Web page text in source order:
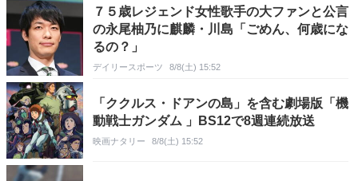
７５歳レジェンド女性歌手の大ファンと公言
の永尾柚乃に麒麟・川島「ごめん、何歳にな
るの？」
デイリースポーツ 8/8(土) 15:52
「ククルス・ドアンの島」を含む劇場版「機
動戦士ガンダム 」BS12で8週連続放送
映画ナタリー 8/8(土) 15:52